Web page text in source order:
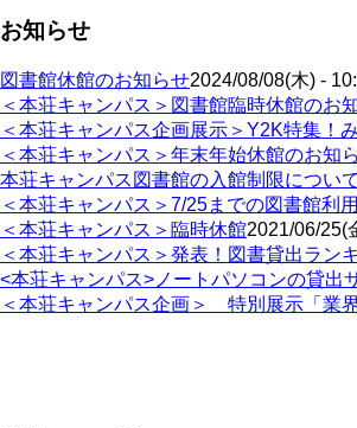
お知らせ
図書館休館のお知らせ2024/08/08(木) -
＜本荘キャンパス＞図書館臨時休館のお
＜本荘キャンパス企画展示＞Y2K特集！
＜本荘キャンパス＞年末年始休館のお知
本荘キャンパス図書館の入館制限につい
＜本荘キャンパス＞7/25までの図書館利
＜本荘キャンパス＞臨時休館2021/06/25(
＜本荘キャンパス＞発表！図書貸出ラン
<本荘キャンパス>ノートパソコンの貸出
＜本荘キャンパス企画＞ 特別展示「業界